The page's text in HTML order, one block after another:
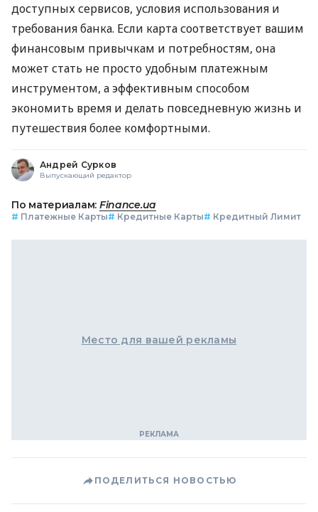
доступных сервисов, условия использования и
требования банка. Если карта соответствует вашим
финансовым привычкам и потребностям, она
может стать не просто удобным платежным
инструментом, а эффективным способом
экономить время и делать повседневную жизнь и
путешествия более комфортными.
Андрей Сурков
Выпускающий редактор
По материалам: Finance.ua
# Платежные Карты# Кредитные Карты# Кредитный Лимит
Место для вашей рекламы
ПОДЕЛИТЬСЯ НОВОСТЬЮ